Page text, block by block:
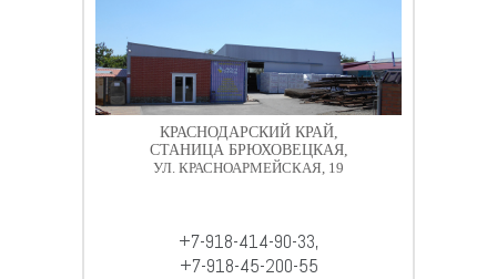
КРАСНОДАРСКИЙ КРАЙ,
СТАНИЦА БРЮХОВЕЦКАЯ,
УЛ. КРАСНОАРМЕЙСКАЯ, 19
+7-918-414-90-33,
+7-918-45-200-55